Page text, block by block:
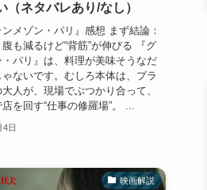
（ネタバレあり/なし）
メゾン・パリ』感想 まず結論：
腹も減るけど“背筋”が伸びる 『グ
・パリ』は、料理が美味そうなだ
ないです。むしろ本体は、プラ
人が、現場でぶつかり合って、
を回す“仕事の修羅場”。 ...
4日
映画解説